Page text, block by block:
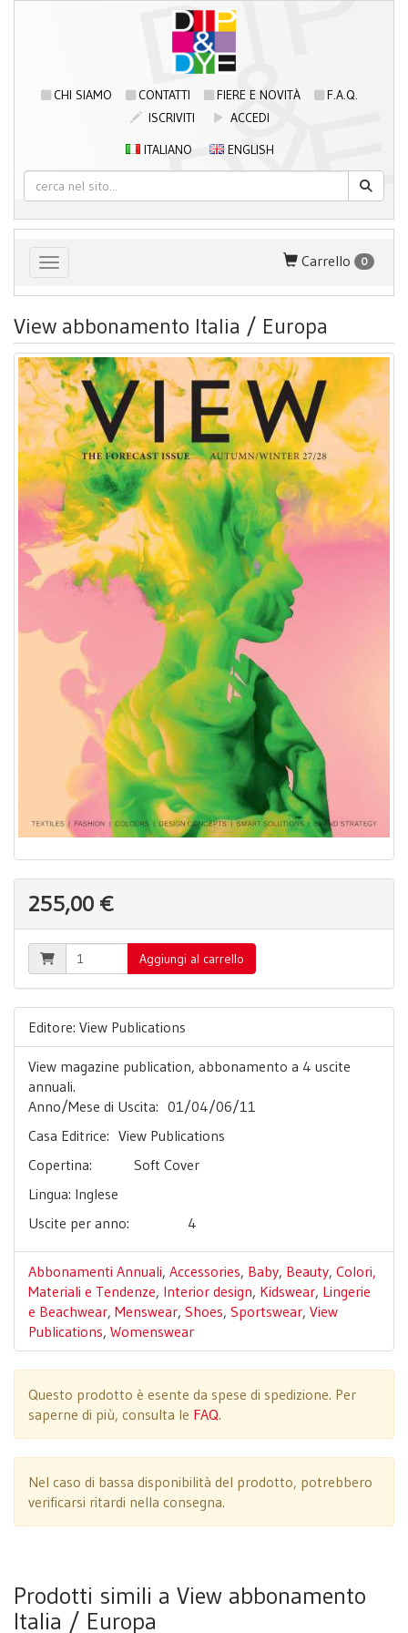
CHI SIAMO CONTATTI FIERE E NOVITÀ
F.A.Q.
ISCRIVITI
ACCEDI
ITALIANO
ENGLISH
Toggle navigation Carrello 0
View abbonamento Italia / Europa
255,00 €
Aggiungi al carrello
Editore: View Publications
View magazine publication, abbonamento a 4 uscite
annuali.
Anno/Mese di Uscita: 01/04/06/11
Casa Editrice: View Publications
Copertina: Soft Cover
Lingua: Inglese
Uscite per anno: 4
Abbonamenti Annuali, Accessories, Baby, Beauty, Colori,
Materiali e Tendenze, Interior design, Kidswear, Lingerie
e Beachwear, Menswear, Shoes, Sportswear, View
Publications, Womenswear
Questo prodotto è esente da spese di spedizione. Per
saperne di più, consulta le FAQ.
Nel caso di bassa disponibilità del prodotto, potrebbero
verificarsi ritardi nella consegna.
Prodotti simili a View abbonamento
Italia / Europa